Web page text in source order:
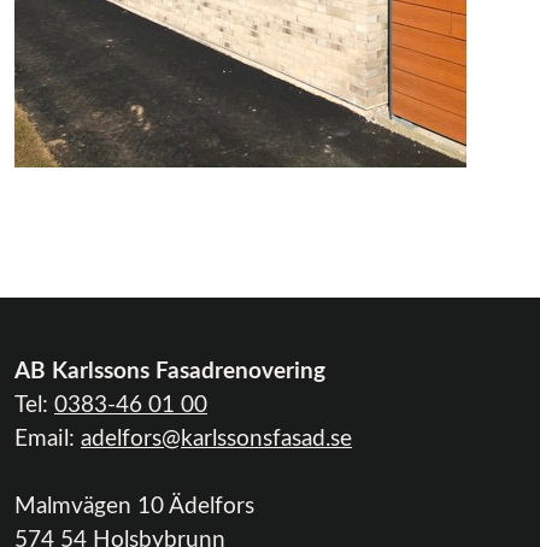
AB Karlssons Fasadrenovering
Tel: 0383-46 01 00
Email: adelfors@karlssonsfasad.se
Malmvägen 10 Ädelfors
574 54 Holsbybrunn